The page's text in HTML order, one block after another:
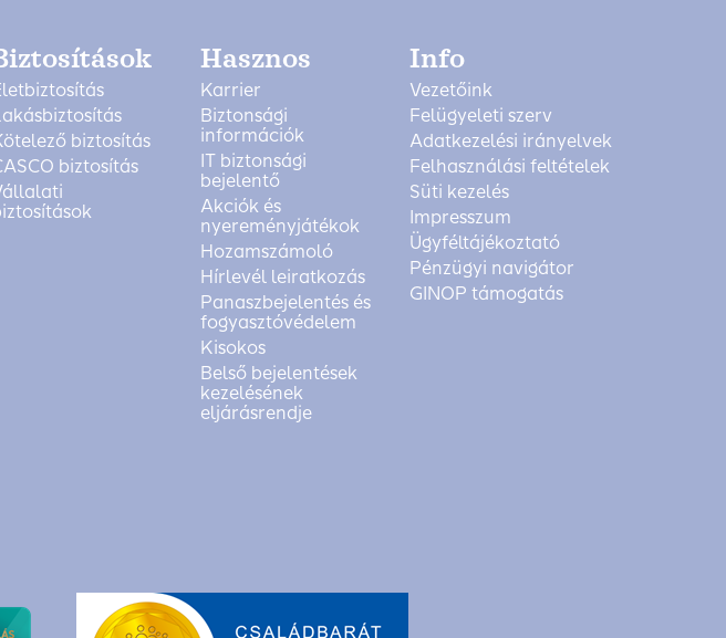
biztosítás
biztosítás
Hasznos
Karrier
Biztonsági
információk
IT biztonsági
bejelentő
Akciók és
nyereményjátékok
Hozamszámoló
Hírlevél leiratkozás
Panaszbejelentés és
fogyasztóvédelem
Kisokos
Belső bejelentések
kezelésének
eljárásrendje
Info
Vezetőink
Felügyeleti szerv
Adatkezelési irányelvek
Felhasználási feltételek
Süti kezelés
Impresszum
Ügyféltájékoztató
Pénzügyi navigátor
GINOP támogatás